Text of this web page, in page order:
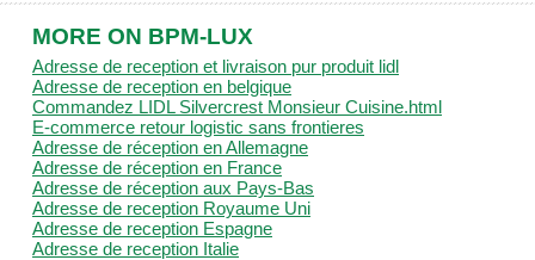
MORE ON BPM-LUX
Adresse de reception et livraison pur produit lidl
Adresse de reception en belgique
Commandez LIDL Silvercrest Monsieur Cuisine.html
E-commerce retour logistic sans frontieres
Adresse de réception en Allemagne
Adresse de réception en France
Adresse de réception aux Pays-Bas
Adresse de reception Royaume Uni
Adresse de reception Espagne
Adresse de reception Italie